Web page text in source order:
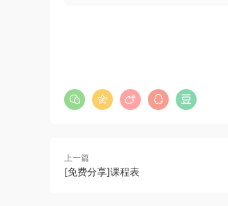
上一篇
[免费分享]课程表